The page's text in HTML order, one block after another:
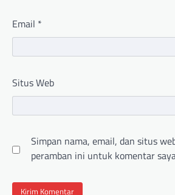
Email *
Situs Web
Simpan nama, email, dan situs
peramban ini untuk komentar